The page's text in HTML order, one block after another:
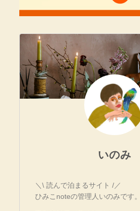
いのみ
＼\ 読んで泊まるサイト /／
ひみこnoteの管理人いのみです。